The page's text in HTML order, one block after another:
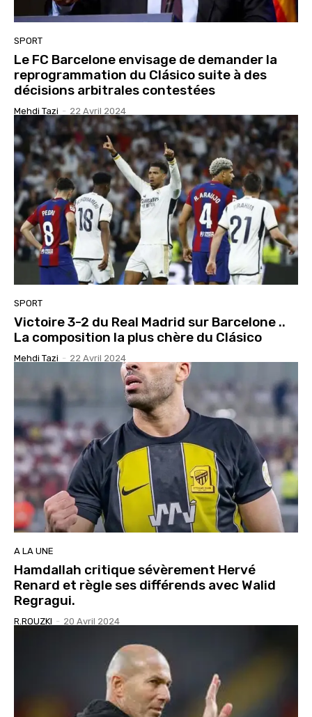
SPORT
Le FC Barcelone envisage de demander la
reprogrammation du Clásico suite à des
décisions arbitrales contestées
Mehdi Tazi - 22 Avril 2024
SPORT
Victoire 3-2 du Real Madrid sur Barcelone ..
La composition la plus chère du Clásico
Mehdi Tazi - 22 Avril 2024
A LA UNE
Hamdallah critique sévèrement Hervé
Renard et règle ses différends avec Walid
Regragui.
R.ROUZKI - 20 Avril 2024